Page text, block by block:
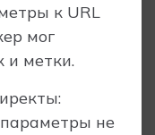
к URL
мог
и метки.
не